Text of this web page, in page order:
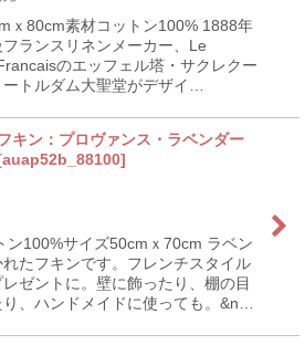
ｘ80cm素材コットン100% 1888年
ランスリネンメーカー、Le
のエッフェル塔・サクレクー
トルダム大聖堂がデザイ…
キン：プロヴァンス・ラベンダー
auap52b_88100]
ン100%サイズ50cmｘ70cm ラベン
れたフキンです。フレンチスタイル
ゼントに。壁に飾ったり、棚の目
、ハンドメイドに使っても。&n…